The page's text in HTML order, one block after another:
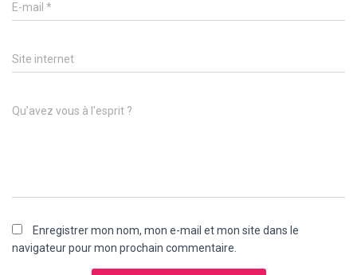
E-mail *
Site internet
Qu’avez vous à l’esprit ?
Enregistrer mon nom, mon e-mail et mon site dans le
navigateur pour mon prochain commentaire.